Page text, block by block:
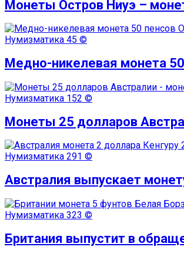
Монеты Остров Ниуэ –
Нумизматика 45 ©
Медно-никелевая монета
Нумизматика 152 ©
Монеты 25 долларов
Нумизматика 291 ©
Австралия выпускает
Нумизматика 323 ©
Британия выпустит в